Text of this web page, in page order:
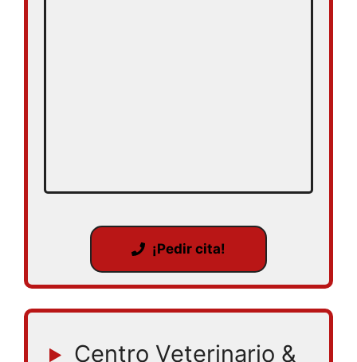
¡Pedir cita!
Centro Veterinario &